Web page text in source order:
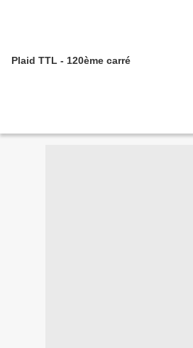
Plaid TTL - 120ème carré